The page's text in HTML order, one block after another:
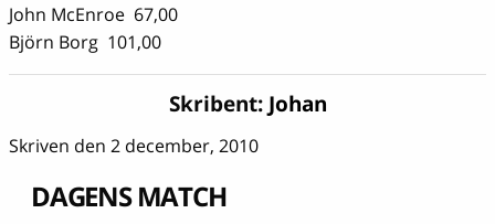
John McEnroe 67,00
Björn Borg 101,00
Skribent: Johan
Skriven den 2 december, 2010
DAGENS MATCH